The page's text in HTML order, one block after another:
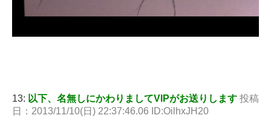
13: 以下、名無しにかわりましてVIPがお送りします 投稿
日：2013/11/10(日) 22:37:46.06 ID:OilhxJH20